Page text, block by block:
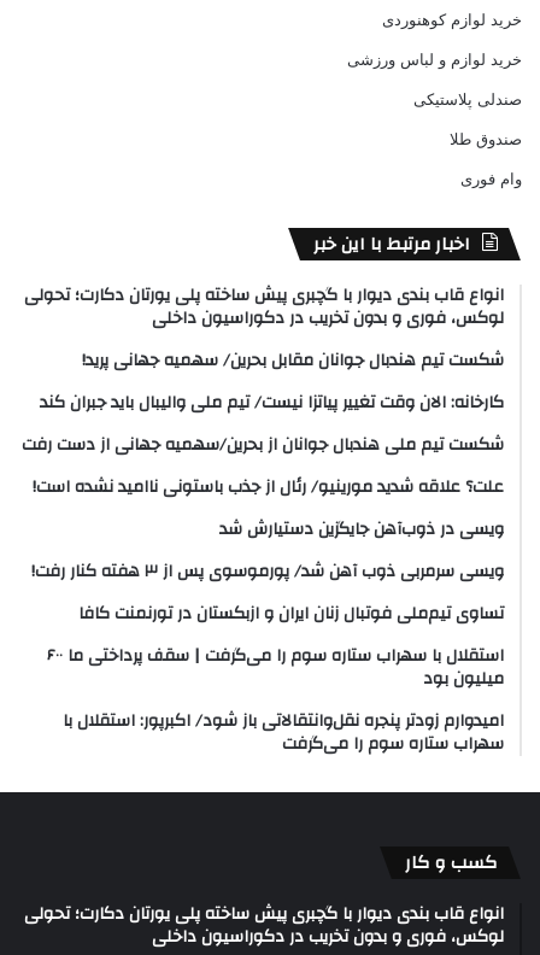
خرید لوازم کوهنوردی
خرید لوازم و لباس ورزشی
صندلی پلاستیکی
صندوق طلا
وام فوری
اخبار مرتبط با این خبر
انواع قاب بندی دیوار با گچبری پیش ساخته پلی یورتان دکارت؛ تحولی
لوکس، فوری و بدون تخریب در دکوراسیون داخلی
شکست تیم هندبال جوانان مقابل بحرین/ سهمیه جهانی پرید!
کارخانه: الان وقت تغییر پیاتزا نیست/ تیم ملی والیبال باید جبران کند
شکست تیم ملی هندبال جوانان از بحرین/سهمیه جهانی از دست رفت
علت؟ علاقه شدید مورینیو/ رئال از جذب باستونی ناامید نشده است!
ویسی در ذوب‌آهن جایگزین دستیارش شد
ویسی سرمربی ذوب آهن شد/ پورموسوی پس از ۳ هفته کنار رفت!
تساوی تیم‌ملی فوتبال زنان ایران و ازبکستان در تورنمنت کافا
استقلال با سهراب ستاره سوم را می‌گرفت | سقف پرداختی ما ۶۰۰
میلیون بود
امیدوارم زودتر پنجره نقل‌وانتقالاتی باز شود/ اکبرپور: استقلال با
سهراب ستاره سوم را می‌گرفت
کسب و کار
انواع قاب بندی دیوار با گچبری پیش ساخته پلی یورتان دکارت؛ تحولی
لوکس، فوری و بدون تخریب در دکوراسیون داخلی